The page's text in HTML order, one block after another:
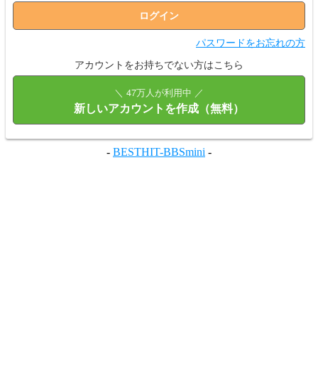
パスワードをお忘れの方
アカウントをお持ちでない方はこちら
＼ 47万人が利用中 ／
新しいアカウントを作成（無料）
- BESTHIT-BBSmini -